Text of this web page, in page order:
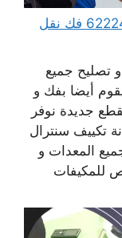
فني تكييف مركزي هندي الكويت 62224041 فك نقل
تصليح جميع
أيضا بفك و
جديدة نوفر
تكييف سنترال
المعدات و
للمكيفات